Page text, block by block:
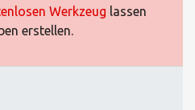
Werkzeug lassen
erstellen.